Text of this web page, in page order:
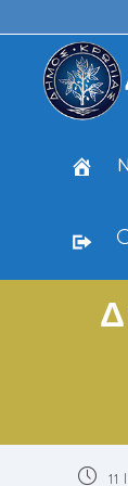
to
content
Post11